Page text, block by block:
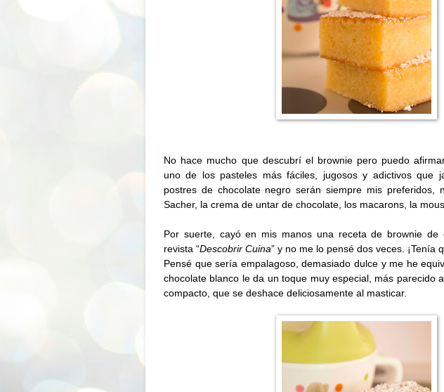
No hace mucho que descubrí el brownie pero puedo
uno de los pasteles más fáciles, jugosos y adictivos que
postres de chocolate negro serán siempre mis preferidos,
Sacher, la crema de untar de chocolate, los macarons, la
Por suerte, cayó en mis manos una receta de brownie de
revista “Descobrir Cuina” y no me lo pensé dos veces. ¡Tenía
Pensé que sería empalagoso, demasiado dulce y me he
chocolate blanco le da un toque muy especial, más parecido
compacto, que se deshace deliciosamente al masticar.